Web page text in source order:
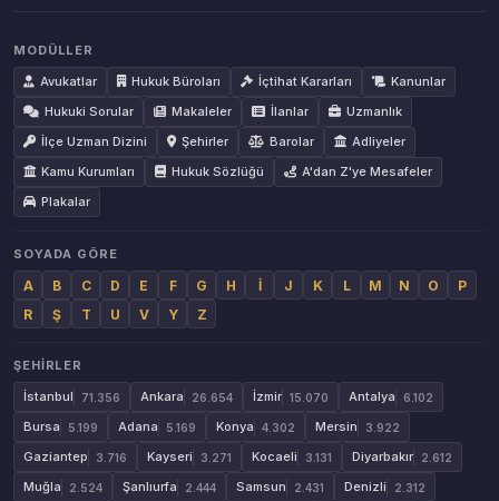
MODÜLLER
Avukatlar
Hukuk Büroları İçtihat Kararları
Kanunlar
Hukuki Sorular
Makaleler İlanlar
Uzmanlık
İlçe Uzman Dizini
Şehirler Barolar
Adliyeler
Kamu Kurumları
Hukuk Sözlüğü
A'dan Z'ye Mesafeler
Plakalar
SOYADA GÖRE
A B C D E F G H İ J K L M N O
P
R
Ş T U V Y Z
ŞEHIRLER
İstanbul
71.356 Ankara 26.654 İzmir 15.070 Antalya 6.102
Bursa 5.199 Adana 5.169 Konya 4.302 Mersin 3.922
Gaziantep 3.716 Kayseri 3.271 Kocaeli 3.131 Diyarbakır 2.612
Muğla 2.524 Şanlıurfa 2.444 Samsun 2.431 Denizli 2.312